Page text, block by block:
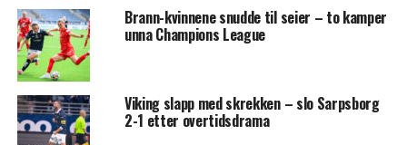
Brann-kvinnene snudde til seier – to kamper
unna Champions League
Viking slapp med skrekken – slo Sarpsborg
2-1 etter overtidsdrama